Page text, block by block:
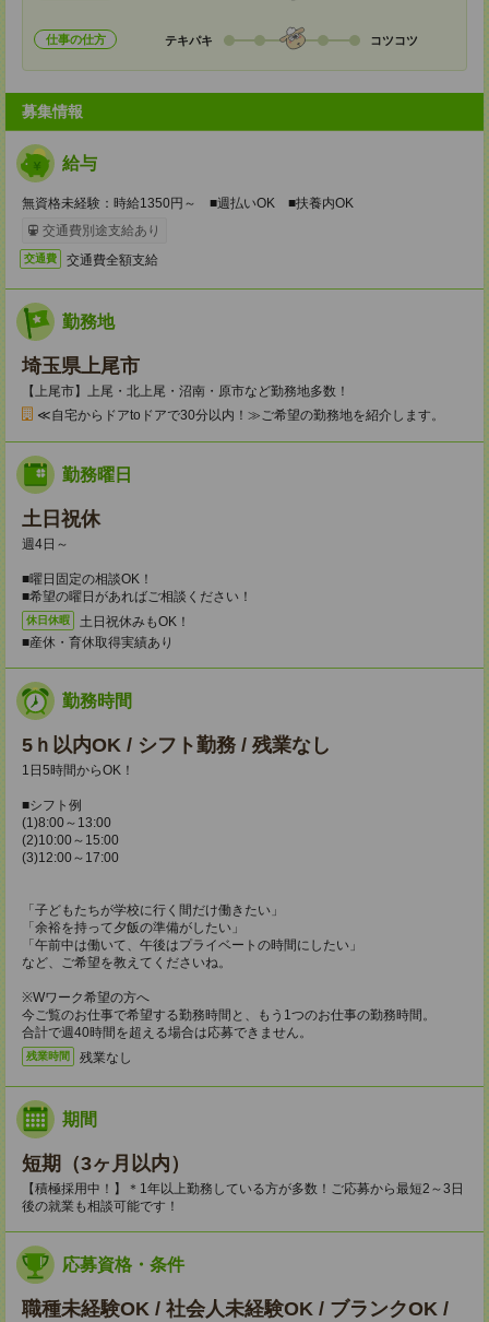
仕事の仕方 テキパキ コツコツ
募集情報
給与
無資格未経験：時給1350円～ ■週払いOK ■扶養内OK
交通費別途支給あり
交通費 交通費全額支給
勤務地
埼玉県上尾市
【上尾市】上尾・北上尾・沼南・原市など勤務地多数！
≪自宅からドアtoドアで30分以内！≫ご希望の勤務地を紹介します。
勤務曜日
土日祝休
週4日～
■曜日固定の相談OK！
■希望の曜日があればご相談ください！
休日休暇
土日祝休みもOK！
■産休・育休取得実績あり
勤務時間
5ｈ以内OK / シフト勤務 / 残業なし
1日5時間からOK！
■シフト例
(1)8:00～13:00
(2)10:00～15:00
(3)12:00～17:00
「子どもたちが学校に行く間だけ働きたい」
「余裕を持って夕飯の準備がしたい」
「午前中は働いて、午後はプライベートの時間にしたい」
など、ご希望を教えてくださいね。
※Wワーク希望の方へ
今ご覧のお仕事で希望する勤務時間と、もう1つのお仕事の勤務時間。
合計で週40時間を超える場合は応募できません。
残業時間 残業なし
期間
短期（3ヶ月以内）
【積極採用中！】＊1年以上勤務している方が多数！ご応募から最短2～3日
後の就業も相談可能です！
応募資格・条件
職種未経験OK / 社会人未経験OK / ブランクOK /